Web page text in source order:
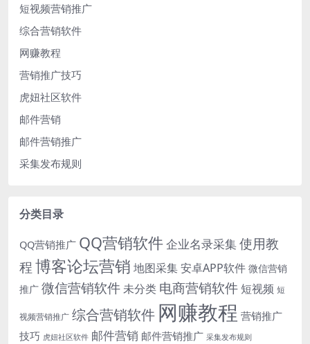
短视频营销推广
综合营销软件
网赚教程
营销推广技巧
虎妞社区软件
邮件营销
邮件营销推广
采集发布规则
分类目录
QQ营销推广 QQ营销软件企业名录采集使用教
程博客论坛营销 地图采集安卓APP软件 微信营销
推广 微信营销软件未分类 电商营销软件短视频 短
视频营销推广 综合营销软件 网赚教程 营销推广
技巧 虎妞社区软件 邮件营销 邮件营销推广 采集发布规则